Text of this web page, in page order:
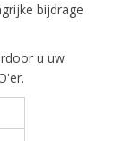
bijdrage
u uw